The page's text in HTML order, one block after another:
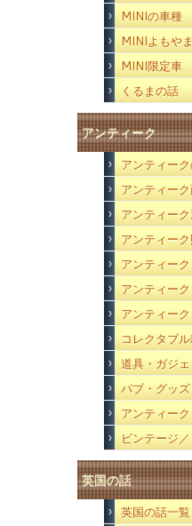
MINIの車種
MINIよもや
MINI限定車
くるまの話
アンティーク
アンティー
アンティー
アンティー
アンティー
アンティー
アンティー
アンティー
コレクタブ
道具・ガジェ
パブ・グッズ
アンティー
ビンテージ
英国の話
英国の話一覧